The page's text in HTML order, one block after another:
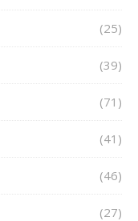
(25)
(39)
(71)
(41)
(46)
(27)